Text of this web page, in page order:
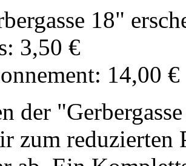
18"
3,50 €
14,00
der
zum